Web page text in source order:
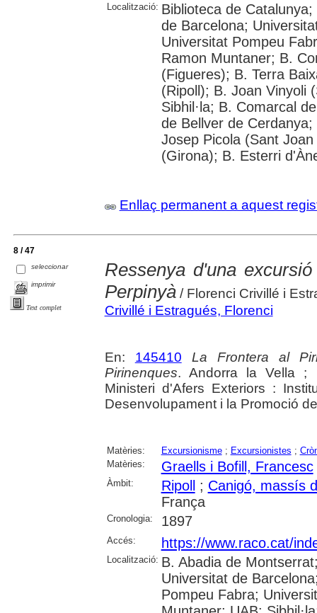
Localització: Biblioteca de
de Barcelona;
Universitat Pompeu
Ramon Muntaner; B.
(Figueres); B. Terra
(Ripoll); B. Joan Vinyoli
Sibhil·la; B. Comarcal
de Bellver de
Josep Picola (Sant
(Girona); B. Esterri
Enllaç permanent a aquest
8 / 47
seleccionar
imprimir
Text complet
Ressenya d'una
Perpinyà/ Florenci Crivillé i
Crivillé i Estragués, Florenci
En: 145410
La Frontera al
Pirinenques. Andorra la Vella ;
Ministeri d'Afers Exteriors :
Desenvolupament i la Promoció
Matèries: Excursionisme; Excursionistes ;
Matèries:
Graells i Bofill, Francesc
Àmbit: Ripoll ; Canigó, massís
França
Cronologia: 1897
Accés: https://www.raco.cat/
Localització: B. Abadia de
Universitat de
Pompeu Fabra;